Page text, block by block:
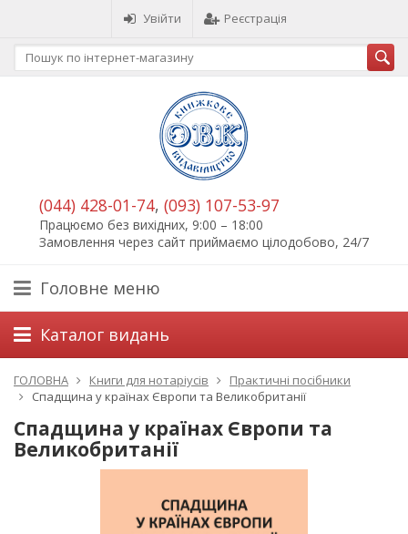
Увійти Реєстрація
(044) 428-01-74, (093) 107-53-97
Працюємо без вихідних, 9:00 – 18:00
Замовлення через сайт приймаємо цілодобово, 24/7
Головне меню
Каталог видань
ГОЛОВНА Книги для нотаріусів
Практичні посібники
Спадщина у країнах Європи та Великобританії
Спадщина у країнах Європи та
Великобританії